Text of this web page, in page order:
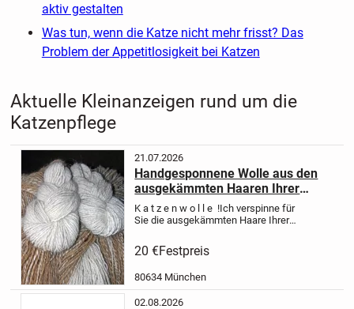
aktiv gestalten
Was tun, wenn die Katze nicht mehr frisst? Das
Problem der Appetitlosigkeit bei Katzen
Aktuelle Kleinanzeigen rund um die
Katzenpflege
21.07.2026
Handgesponnene Wolle aus den
ausgekämmten Haaren Ihrer
Katze
K a t z e n w o l l e !Ich verspinne für
Sie die ausgekämmten Haare Ihrer
geht’s:Sie schicken mir die
ausgekämmten Haare
20 €Festpreis
80634 München
02.08.2026